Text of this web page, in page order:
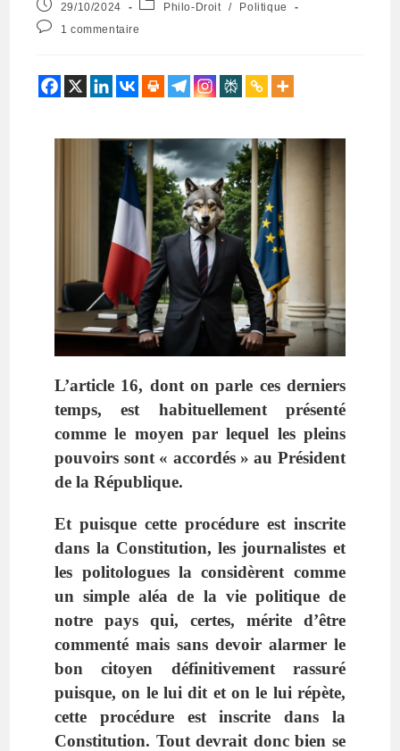
29/10/2024 Philo-Droit /
Politique
1 commentaire
L’article 16, dont on parle ces derniers
temps, est habituellement présenté
comme le moyen par lequel les pleins
pouvoirs sont « accordés » au Président
de la République.
Et puisque cette procédure est inscrite
dans la Constitution, les journalistes et
les politologues la considèrent comme
un simple aléa de la vie politique de
notre pays qui, certes, mérite d’être
commenté mais sans devoir alarmer le
bon citoyen définitivement rassuré
puisque, on le lui dit et on le lui répète,
cette procédure est inscrite dans la
Constitution. Tout devrait donc bien se